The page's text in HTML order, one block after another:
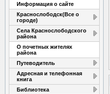
Информация о сайте
Краснослободск(Все о
городе)
Села Краснослободского
района
О почетных жителях
района
Путеводитель
Адресная и телефонная
книга
Библиотека